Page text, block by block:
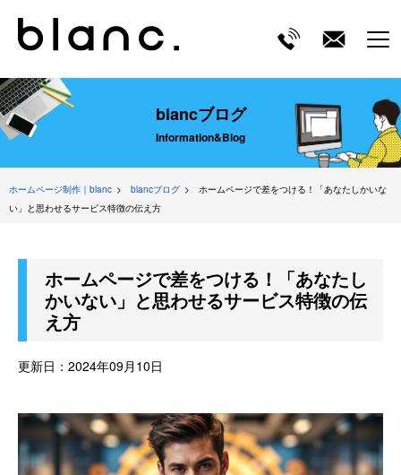
blancブログ
Information&Blog
ホームページ制作｜blanc blancブログ
ホームページで差をつける！「あなたしかいな
い」と思わせるサービス特徴の伝え方
ホームページで差をつける！「あなたし
かいない」と思わせるサービス特徴の伝
え方
更新日： 2024年09月10日